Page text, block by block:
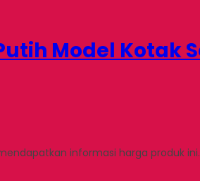
Model Kotak
informasi harga produk ini.